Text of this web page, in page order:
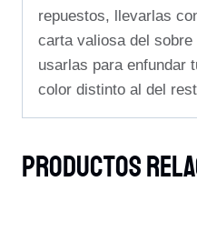
repuestos, llevarlas
carta valiosa del
usarlas para enfundar
color distinto al del
Productos